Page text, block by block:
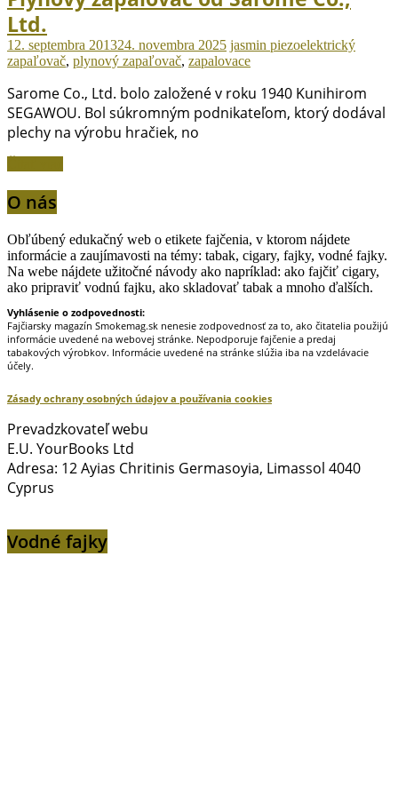
Ltd.
12. septembra 201324. novembra 2025 jasmin piezoelektrický
zapaľovač, plynový zapaľovač, zapalovace
Sarome Co., Ltd. bolo založené v roku 1940 Kunihirom
SEGAWOU. Bol súkromným podnikateľom, ktorý dodával
plechy na výrobu hračiek, no
O nás
Obľúbený edukačný web o etikete fajčenia, v ktorom nájdete
informácie a zaujímavosti na témy: tabak, cigary, fajky, vodné fajky.
Na webe nájdete užitočné návody ako napríklad: ako fajčiť cigary,
ako pripraviť vodnú fajku, ako skladovať tabak a mnoho ďalších.
Vyhlásenie o zodpovednosti:
Fajčiarsky magazín Smokemag.sk nenesie zodpovednosť za to, ako čitatelia použijú
informácie uvedené na webovej stránke. Nepodporuje fajčenie a predaj
tabakových výrobkov. Informácie uvedené na stránke slúžia iba na vzdelávacie
účely.
Zásady ochrany osobných údajov a používania cookies
Prevadzkovateľ webu
E.U. YourBooks Ltd
Adresa: 12 Ayias Chritinis Germasoyia, Limassol 4040
Cyprus
Vodné fajky